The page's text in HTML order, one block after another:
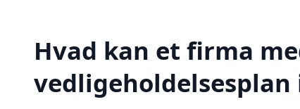
Hvad kan et firma